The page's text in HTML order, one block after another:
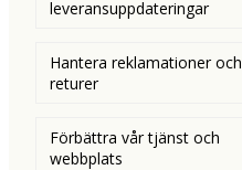
leveransuppdateringar
Hantera reklamationer och
returer
Förbättra vår tjänst och
webbplats